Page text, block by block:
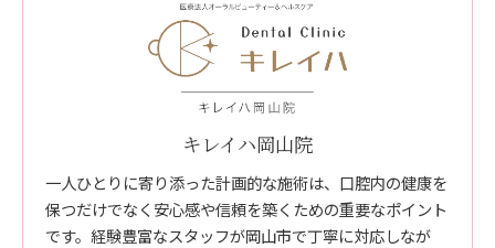
キレイハ岡山院
一人ひとりに寄り添った計画的な施術は、口腔内の健康を
保つだけでなく安心感や信頼を築くための重要なポイント
です。経験豊富なスタッフが岡山市で丁寧に対応しなが